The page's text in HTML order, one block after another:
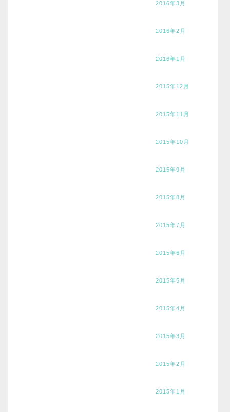
2016年3月
2016年2月
2016年1月
2015年12月
2015年11月
2015年10月
2015年9月
2015年8月
2015年7月
2015年6月
2015年5月
2015年4月
2015年3月
2015年2月
2015年1月